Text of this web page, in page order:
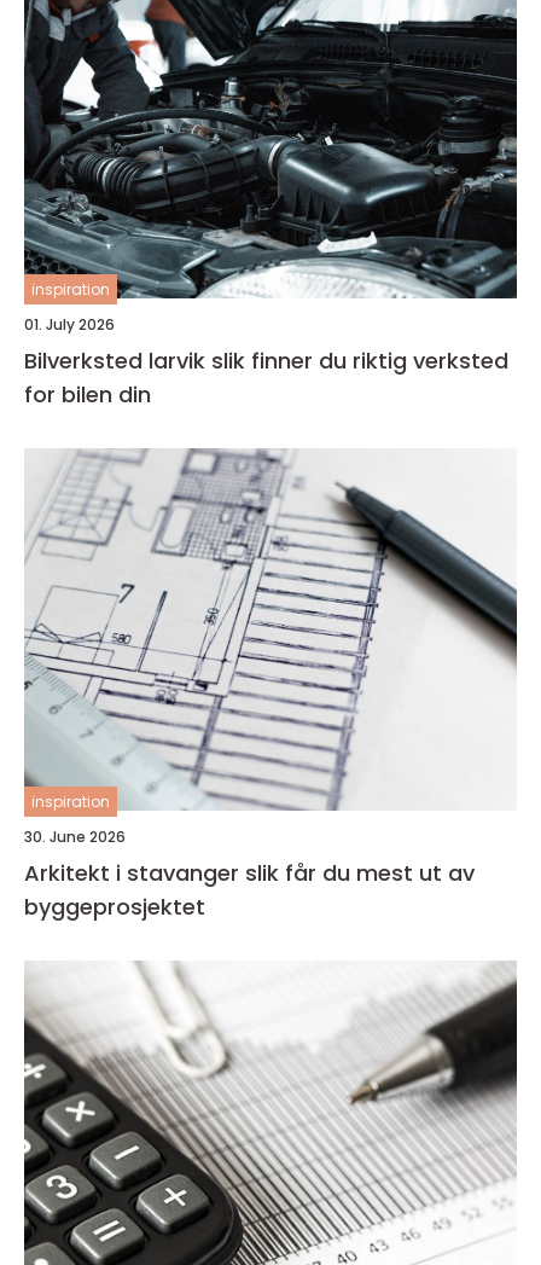
inspiration
01. July 2026
Bilverksted larvik slik finner du riktig verksted
for bilen din
inspiration
30. June 2026
Arkitekt i stavanger slik får du mest ut av
byggeprosjektet